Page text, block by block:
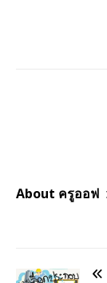
About ครูออฟ